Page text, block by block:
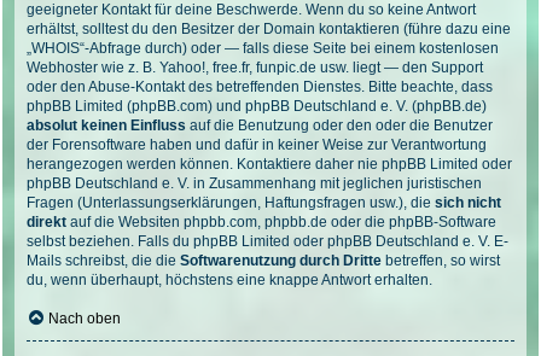
geeigneter Kontakt für deine Beschwerde. Wenn du so keine Antwort
erhältst, solltest du den Besitzer der Domain kontaktieren (führe dazu eine
„WHOIS“-Abfrage durch) oder — falls diese Seite bei einem kostenlosen
Webhoster wie z. B. Yahoo!, free.fr, funpic.de usw. liegt — den Support
oder den Abuse-Kontakt des betreffenden Dienstes. Bitte beachte, dass
phpBB Limited (phpBB.com) und phpBB Deutschland e. V. (phpBB.de)
absolut keinen Einfluss auf die Benutzung oder den oder die Benutzer
der Forensoftware haben und dafür in keiner Weise zur Verantwortung
herangezogen werden können. Kontaktiere daher nie phpBB Limited oder
phpBB Deutschland e. V. in Zusammenhang mit jeglichen juristischen
Fragen (Unterlassungserklärungen, Haftungsfragen usw.), die sich nicht
direkt auf die Websiten phpbb.com, phpbb.de oder die phpBB-Software
selbst beziehen. Falls du phpBB Limited oder phpBB Deutschland e. V. E-
Mails schreibst, die die Softwarenutzung durch Dritte betreffen, so wirst
du, wenn überhaupt, höchstens eine knappe Antwort erhalten.
Nach oben